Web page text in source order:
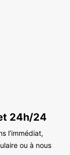
24h/24
l’immédiat,
ou à nous